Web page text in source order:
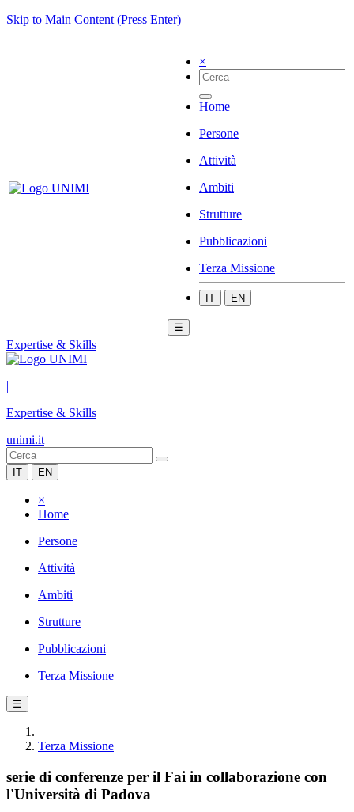
Skip to Main Content (Press Enter)
×
Home
Persone
Attività
Ambiti
Strutture
Pubblicazioni
Terza Missione
IT EN
☰
Expertise & Skills
|
Expertise & Skills
unimi.it
IT EN
×
Home
Persone
Attività
Ambiti
Strutture
Pubblicazioni
Terza Missione
☰
Terza Missione
serie di conferenze per il Fai in collaborazione con
l'Università di Padova